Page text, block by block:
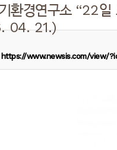
환경연구소 “22
04. 21.)
https://www.newsis.com/view/